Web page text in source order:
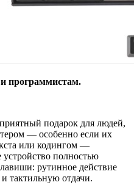
программистам.
подарок для людей,
— особенно если их
или кодингом —
устройство полностью
рутинное действие
тактильную отдачи.